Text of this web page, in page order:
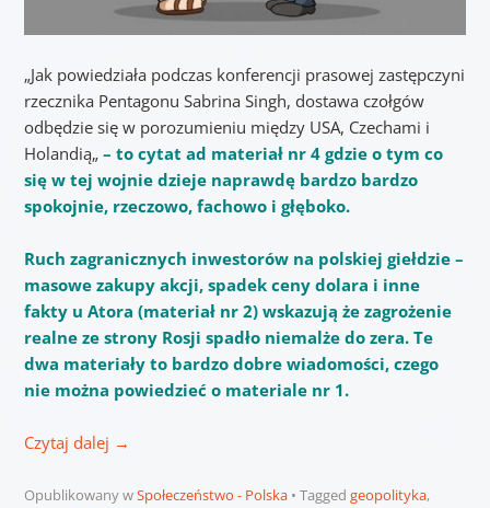
„Jak powiedziała podczas konferencji prasowej zastępczyni
rzecznika Pentagonu Sabrina Singh, dostawa czołgów
odbędzie się w porozumieniu między USA, Czechami i
Holandią„– to cytat ad materiał nr 4 gdzie o tym co
się w tej wojnie dzieje naprawdę bardzo bardzo
spokojnie, rzeczowo, fachowo i głęboko.
Ruch zagranicznych inwestorów na polskiej giełdzie –
masowe zakupy akcji, spadek ceny dolara i inne
fakty u Atora (materiał nr 2) wskazują że zagrożenie
realne ze strony Rosji spadło niemalże do zera. Te
dwa materiały to bardzo dobre wiadomości, czego
nie można powiedzieć o materiale nr 1.
Czytaj dalej →
Opublikowany wSpołeczeństwo - Polska Tagged geopolityka,